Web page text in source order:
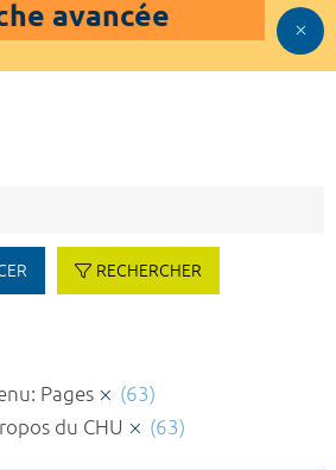
avancée
RECHERCHER
Pages
(63)
du CHU
(63)